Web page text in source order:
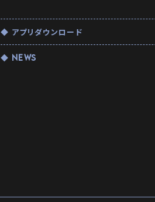
◆ アプリダウンロード
◆ NEWS